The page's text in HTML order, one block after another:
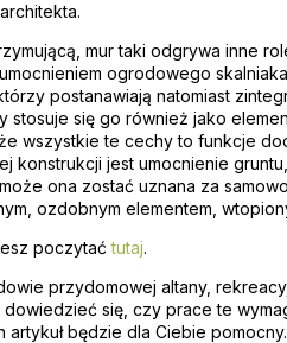
mur taki odgrywa inne
ogrodowego
postanawiają natomiast
się go również jako
wszystkie te cechy to funkcje
konstrukcji jest umocnienie
ona zostać uznana za
ozdobnym elementem,
poczytaćtutaj.
przydomowej altany,
się, czy prace te
artykuł będzie dla Ciebie